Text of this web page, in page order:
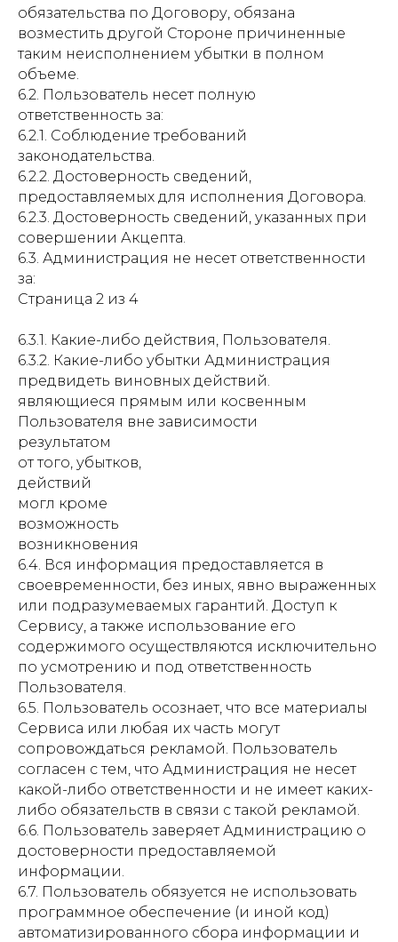
обязательства по Договору, обязана
возместить другой Стороне причиненные
таким неисполнением убытки в полном
объеме.
6.2. Пользователь несет полную
ответственность за:
6.2.1. Соблюдение требований
законодательства.
6.2.2. Достоверность сведений,
предоставляемых для исполнения Договора.
6.2.3. Достоверность сведений, указанных при
совершении Акцепта.
6.3. Администрация не несет ответственности
за:
Страница 2 из 4
6.3.1. Какие-либо действия, Пользователя.
6.3.2. Какие-либо убытки Администрация
предвидеть виновных действий.
являющиеся прямым или косвенным
Пользователя вне зависимости
результатом
от того, убытков,
действий
могл кроме
возможность
возникновения
6.4. Вся информация предоставляется в
своевременности, без иных, явно выраженных
или подразумеваемых гарантий. Доступ к
Сервису, а также использование его
содержимого осуществляются исключительно
по усмотрению и под ответственность
Пользователя.
6.5. Пользователь осознает, что все материалы
Сервиса или любая их часть могут
сопровождаться рекламой. Пользователь
согласен с тем, что Администрация не несет
какой-либо ответственности и не имеет каких-
либо обязательств в связи с такой рекламой.
6.6. Пользователь заверяет Администрацию о
достоверности предоставляемой
информации.
6.7. Пользователь обязуется не использовать
программное обеспечение (и иной код)
автоматизированного сбора информации и